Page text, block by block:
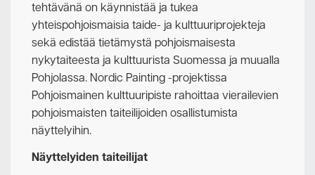
tehtävänä on käynnistää ja tukea
yhteispohjoismaisia taide- ja kulttuuriprojekteja
sekä edistää tietämystä pohjoismaisesta
nykytaiteesta ja kulttuurista Suomessa ja muualla
Pohjolassa. Nordic Painting -projektissa
Pohjoismainen kulttuuripiste rahoittaa vierailevien
pohjoismaisten taiteilijoiden osallistumista
näyttelyihin.
Näyttelyiden taiteilijat